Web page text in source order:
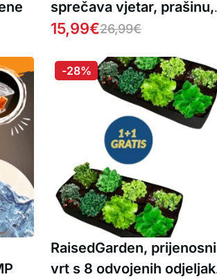
sprečava vjetar, prašinu,
buku i insekte od ulaska u
15,99€26,99€
RaisedGarden, prijenosni
vrt s 8 odvojenih
-28%